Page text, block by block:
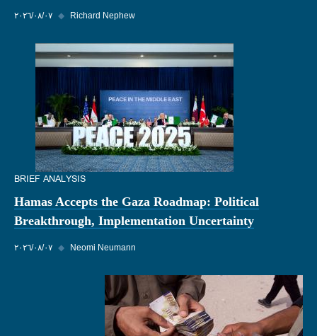
٠٧‏/٠٨‏/٢٠٢٦ ◆ Richard Nephew
BRIEF ANALYSIS
Hamas Accepts the Gaza Roadmap: Political
Breakthrough, Implementation Uncertainty
٠٧‏/٠٨‏/٢٠٢٦ ◆ Neomi Neumann